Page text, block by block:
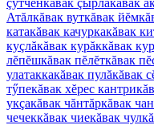
Атăлкăвак вуткăвак йĕм
катакăвак качуркакăвак
куçлăкăвак курăккăвак
лĕпĕшкăвак пĕлĕткăвак
улатаккакăвак пулăкăвак
тӳпекăвак хĕрес кантри
укçакăвак чăнтăркăвак чан
чечеккăвак чиекăвак чул